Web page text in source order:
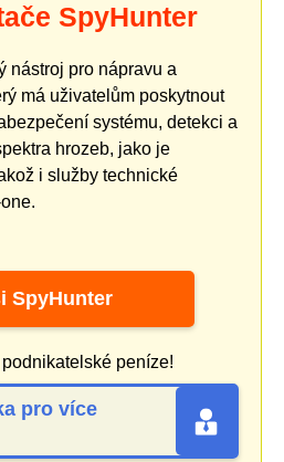
SpyHunter
nástroj pro nápravu a
má uživatelům poskytnout
systému, detekci a
hrozeb, jako je
i služby technické
SpyHunter
peníze!
pro více